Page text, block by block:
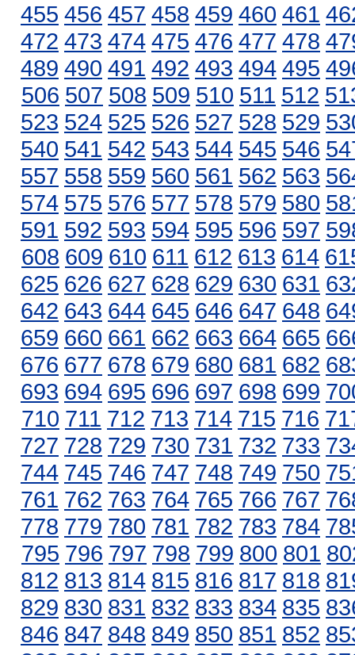
455 456 457 458 459 460 461
472 473 474 475 476 477 478
489 490 491 492 493 494 495
506 507 508 509 510 511 512
523 524 525 526 527 528 529
540 541 542 543 544 545 546
557 558 559 560 561 562 563
574 575 576 577 578 579 580
591 592 593 594 595 596 597
608 609 610 611 612 613 614
625 626 627 628 629 630 631
642 643 644 645 646 647 648
659 660 661 662 663 664 665
676 677 678 679 680 681 682
693 694 695 696 697 698 699
710 711 712 713 714 715 716
727 728 729 730 731 732 733
744 745 746 747 748 749 750
761 762 763 764 765 766 767
778 779 780 781 782 783 784
795 796 797 798 799 800 801
812 813 814 815 816 817 818
829 830 831 832 833 834 835
846 847 848 849 850 851 852